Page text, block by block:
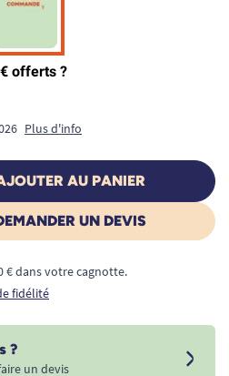
Plus d'info
AU PANIER
UN DEVIS
€ dans votre cagnotte.
fidélité
?
un devis